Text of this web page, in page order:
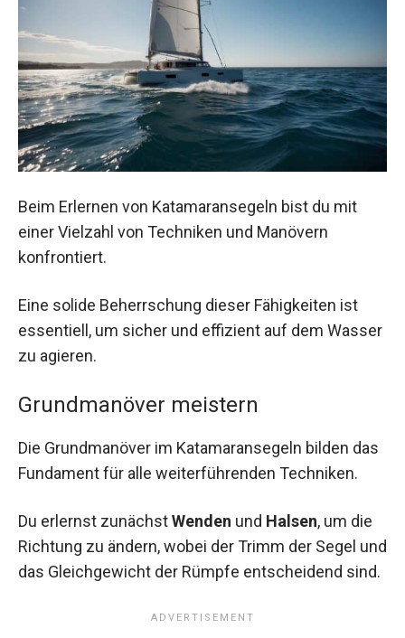
Beim Erlernen von Katamaransegeln bist du mit
einer Vielzahl von Techniken und Manövern
konfrontiert.
Eine solide Beherrschung dieser Fähigkeiten ist
essentiell, um sicher und effizient auf dem Wasser
zu agieren.
Grundmanöver meistern
Die Grundmanöver im Katamaransegeln bilden das
Fundament für alle weiterführenden Techniken.
Du erlernst zunächstWenden und Halsen, um die
Richtung zu ändern, wobei der Trimm der Segel und
das Gleichgewicht der Rümpfe entscheidend sind.